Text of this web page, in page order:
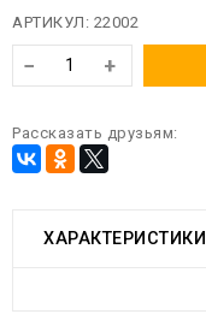
АРТИКУЛ: 22002
− +
Рассказать друзьям:
ХАРАКТЕРИСТИКИ